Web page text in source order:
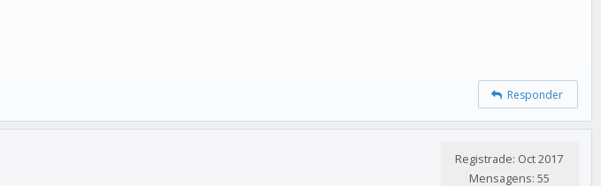
Responder
Registrade: Oct 2017
Mensagens: 55